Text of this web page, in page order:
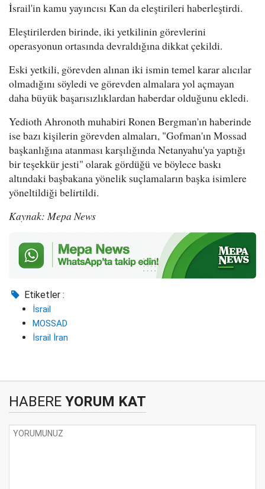
İsrail'in kamu yayıncısı Kan da eleştirileri haberleştirdi.
Eleştirilerden birinde, iki yetkilinin görevlerini
operasyonun ortasında devraldığına dikkat çekildi.
Eski yetkili, görevden alınan iki ismin temel karar alıcılar
olmadığını söyledi ve görevden almalara yol açmayan
daha büyük başarısızlıklardan haberdar olduğunu ekledi.
Yedioth Ahronoth muhabiri Ronen Bergman'ın haberinde
ise bazı kişilerin görevden almaları, "Gofman'ın Mossad
başkanlığına atanması karşılığında Netanyahu'ya yaptığı
bir teşekkür jesti" olarak gördüğü ve böylece baskı
altındaki başbakana yönelik suçlamaların başka isimlere
yöneltildiği belirtildi.
Kaynak: Mepa News
Etiketler :
İsrail
MOSSAD
İsrail İran
HABERE YORUM KAT